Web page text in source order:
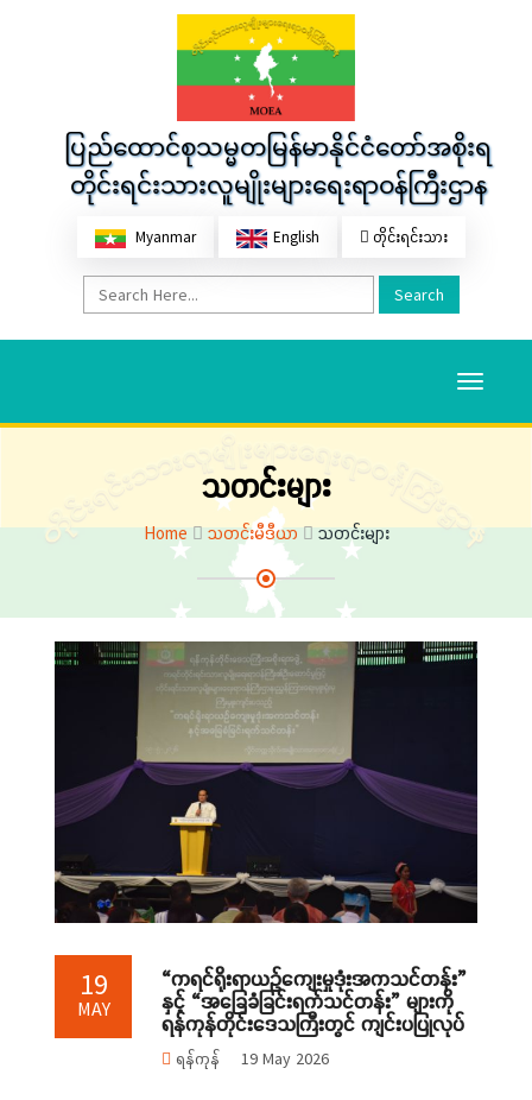
ပြည်ထောင်စုသမ္မတမြန်မာနိုင်ငံတော်အစိုးရ
တိုင်းရင်းသားလူမျိုးများရေးရာဝန်ကြီးဌာန
Myanmar English တိုင်းရင်းသား
Search
Toggle
သတင်းများ
Home သတင်းမီဒီယာ သတင်းများ
19
MAY
“ကရင်ရိုးရာယဉ်ကျေးမှုဒုံးအကသင်တန်း”
နှင့် “အခြေခံခြင်းရက်သင်တန်း” များကို
ရန်ကုန်တိုင်းဒေသကြီးတွင် ကျင်းပပြုလုပ်
ရန်ကုန် 19 May 2026